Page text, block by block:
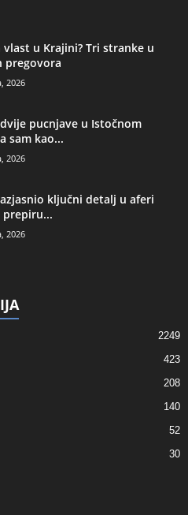
vlast u Krajini? Tri stranke u
pregovora
2026
pucnjave u Istočnom
sam kao...
2026
ključni detalj u aferi
prepiru...
2026
2249
423
208
140
52
30